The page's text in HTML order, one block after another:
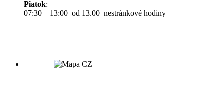
Piatok:
07:30 – 13:00 od 13.00 nestránkové hodiny